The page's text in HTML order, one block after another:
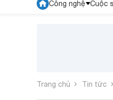
Công nghệ Cuộc
Trang chủ Tin tức